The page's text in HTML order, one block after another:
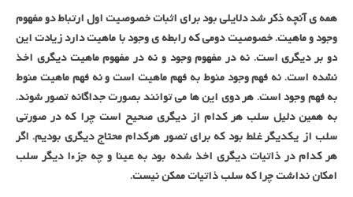
همه ی آنچه ذکر شد دلایلی بود برای اثبات خصوصیت اول ارتباط دو مفهوم
وجود و ماهیت. خصوصیت دومی که رابطه ی وجود با ماهیت دارد زیادت این
دو بر دیگری است. نه در مفهوم وجود و نه در مفهوم ماهیت دیگری اخذ
نشده است. نه فهم وجود منوط به فهم ماهیت است و نه فهم ماهیت منوط
به فهم وجود است. هر دوی این ها می توانند بصورت جداگانه تصور شوند.
به همین دلیل سلب هر کدام از دیگری صحیح است چرا که در صورتی
سلب از یکدیگر غلط بود که برای تصور هرکدام محتاج دیگری بودیم. اگر
هر کدام در ذاتیات دیگری اخذ شده بود به عینا و چه جزءا دیگر سلب
امکان نداشت چرا که سلب ذاتیات ممکن نیست.